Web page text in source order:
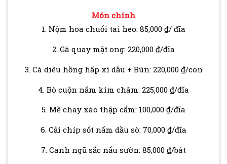
Món chính
1. Nộm hoa chuối tai heo: 85,000 ₫/ đĩa
2. Gà quay mật ong: 220,000 ₫/đĩa
3. Cá diêu hồng hấp xì dầu + Bún: 220,000 ₫/con
4. Bò cuộn nấm kim châm: 225,000 ₫/đĩa
5. Mề chay xào thập cẩm: 100,000 ₫/đĩa
6. Cải chíp sốt nấm dầu sò: 70,000 ₫/đĩa
7. Canh ngũ sắc nấu sườn: 85,000 ₫/bát